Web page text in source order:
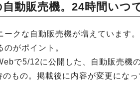
自動販売機。24時間いつ
ークな自動販売機が増えています
がポイント。
で5/12に公開した、自動販売機
もの。掲載後に内容が変更にな